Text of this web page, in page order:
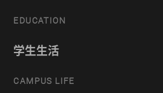
EDUCATION
学生生活
CAMPUS LIFE